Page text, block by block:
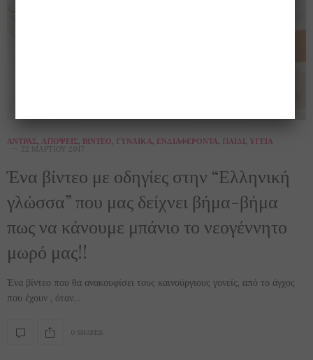
ΆΝΤΡΑΣ, ΑΠΌΨΕΙΣ, ΒΊΝΤΕΟ, ΓΥΝΑΊΚΑ, ΕΝΔΙΑΦΈΡΟΝΤΑ, ΠΑΙΔΊ, ΥΓΕΊΑ
22 ΜΑΡΤΊΟΥ 2017
Ένα βίντεο με οδηγίες στην “Ελληνική
γλώσσα” που μας δείχνει βήμα-βήμα
πως να κάνουμε μπάνιο το νεογέννητο
μωρό μας!!
Ένα βίντεο που θα ανακουφίσει τους καινούργιους γονείς, από το άγχος
που έχουν , όταν…
0 SHARES